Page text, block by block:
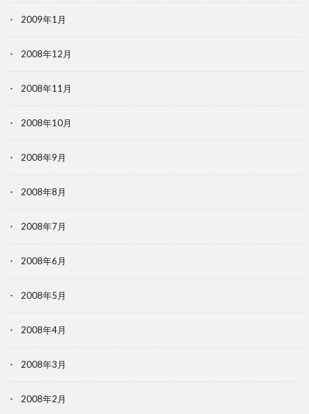
2009年1月
2008年12月
2008年11月
2008年10月
2008年9月
2008年8月
2008年7月
2008年6月
2008年5月
2008年4月
2008年3月
2008年2月